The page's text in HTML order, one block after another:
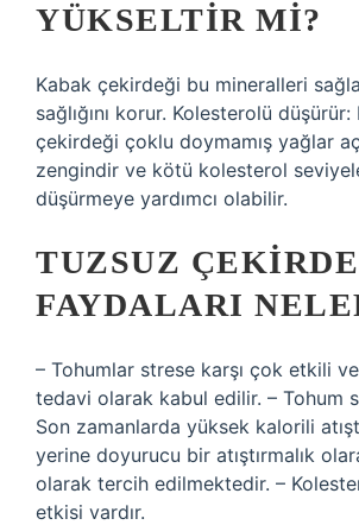
YÜKSELTIR MI?
Kabak çekirdeği bu mineralleri
sağlığını korur. Kolesterolü düşürür:
çekirdeği çoklu doymamış yağlar
zengindir ve kötü kolesterol
düşürmeye yardımcı olabilir.
TUZSUZ
FAYDALARI
– Tohumlar strese karşı çok etkili
tedavi olarak kabul edilir. – Tohum
Son zamanlarda yüksek kalorili
yerine doyurucu bir atıştırmalık
olarak tercih edilmektedir. –
etkisi vardır.